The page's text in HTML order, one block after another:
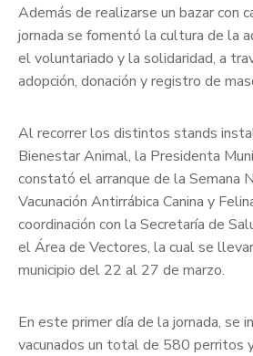
Además de realizarse un bazar con
jornada se fomentó la cultura de la
el voluntariado y la solidaridad, a
adopción, donación y registro de
Al recorrer los distintos stands
Bienestar Animal, la Presidenta
constató el arranque de la Semana
Vacunación Antirrábica Canina y
coordinación con la Secretaría de
el Área de Vectores, la cual se
municipio del 22 al 27 de marzo.
En este primer día de la jornada, se
vacunados un total de 580 perritos